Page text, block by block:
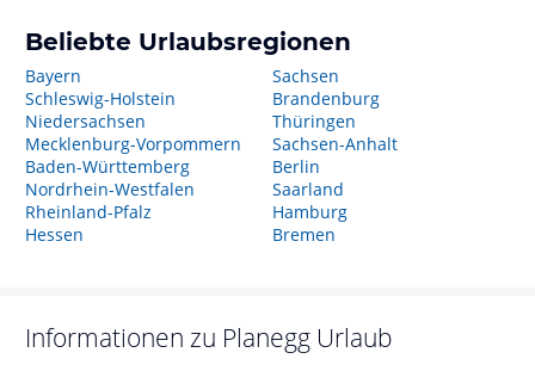
Beliebte Urlaubsregionen
Bayern
Schleswig-Holstein
Niedersachsen
Mecklenburg-Vorpommern
Baden-Württemberg
Nordrhein-Westfalen
Rheinland-Pfalz
Hessen
Sachsen
Brandenburg
Thüringen
Sachsen-Anhalt
Berlin
Saarland
Hamburg
Bremen
Informationen zu Planegg Urlaub